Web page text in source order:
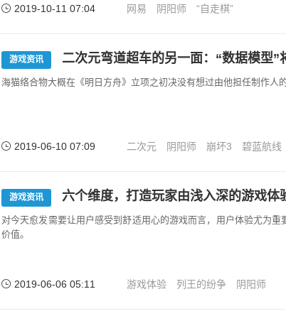
2019-10-11 07:04 网易 阴阳师 “自走棋”
游戏资讯 二次元弯道超车的另一面：“数据模型”
海猫络合物大概在《明日方舟》立项之初决没有想过由他担任制作人
2019-06-10 07:09 二次元 阴阳师 崩坏3 碧蓝航线
游戏资讯 六个维度，打造玩家由浅入深的游戏体
对今天愈发需要让用户感受到舒适用心的游戏而言，用户体验尤为
价值。
2019-06-06 05:11 游戏体验 列王的纷争 阴阳师